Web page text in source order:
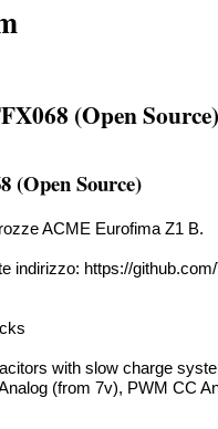
(Open Source)
(Open Source)
ACME Eurofima Z1 B.
indirizzo: https://
with slow charge
(from 7v), PWM CC